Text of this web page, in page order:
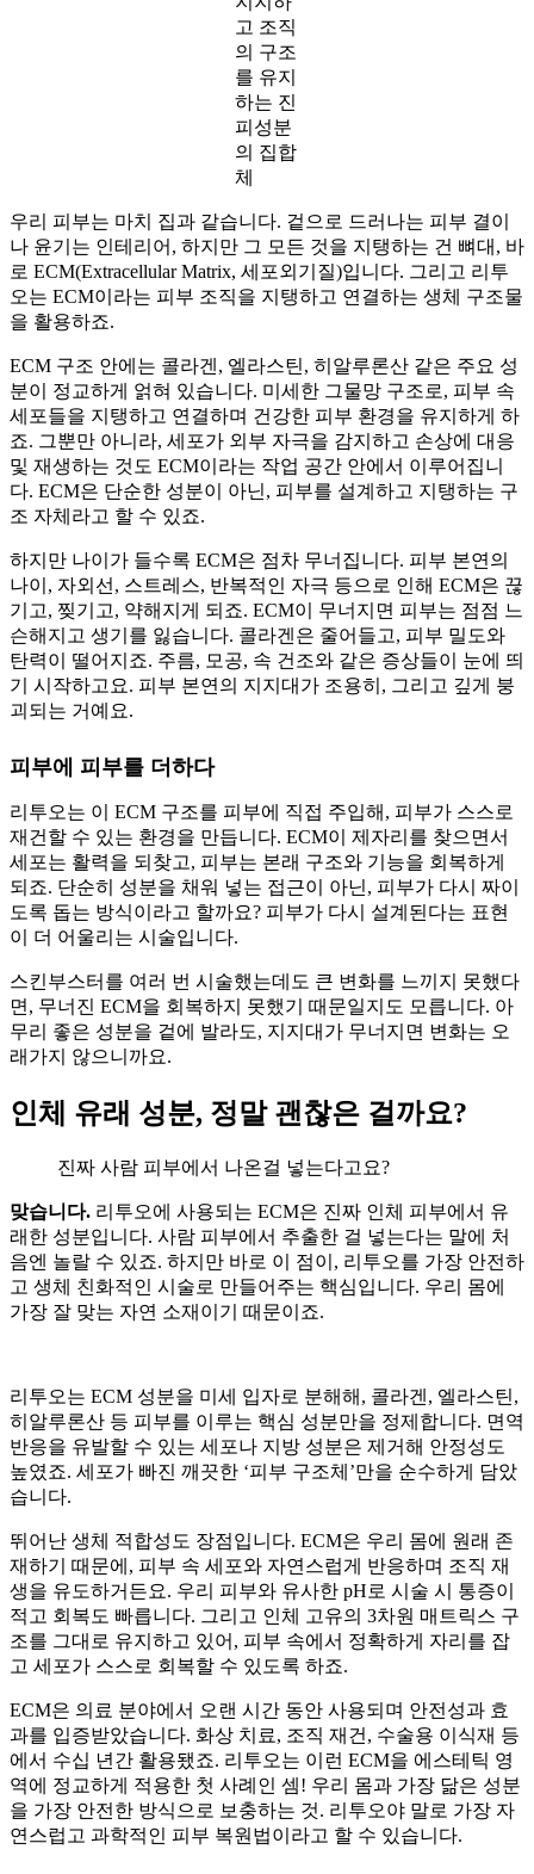
고 조직
의 구조
를 유지
하는 진
피성분
의 집합
체
우리 피부는 마치 집과 같습니다. 겉으로 드러나는 피부 결이
나 윤기는 인테리어, 하지만 그 모든 것을 지탱하는 건 뼈대, 바
로 ECM(Extracellular Matrix, 세포외기질)입니다. 그리고 리투
오는 ECM이라는 피부 조직을 지탱하고 연결하는 생체 구조물
을 활용하죠.
ECM 구조 안에는 콜라겐, 엘라스틴, 히알루론산 같은 주요 성
분이 정교하게 얽혀 있습니다. 미세한 그물망 구조로, 피부 속
세포들을 지탱하고 연결하며 건강한 피부 환경을 유지하게 하
죠. 그뿐만 아니라, 세포가 외부 자극을 감지하고 손상에 대응
및 재생하는 것도 ECM이라는 작업 공간 안에서 이루어집니
다. ECM은 단순한 성분이 아닌, 피부를 설계하고 지탱하는 구
조 자체라고 할 수 있죠.
하지만 나이가 들수록 ECM은 점차 무너집니다. 피부 본연의
나이, 자외선, 스트레스, 반복적인 자극 등으로 인해 ECM은 끊
기고, 찢기고, 약해지게 되죠. ECM이 무너지면 피부는 점점 느
슨해지고 생기를 잃습니다. 콜라겐은 줄어들고, 피부 밀도와
탄력이 떨어지죠. 주름, 모공, 속 건조와 같은 증상들이 눈에 띄
기 시작하고요. 피부 본연의 지지대가 조용히, 그리고 깊게 붕
괴되는 거예요.
피부에 피부를 더하다
리투오는 이 ECM 구조를 피부에 직접 주입해, 피부가 스스로
재건할 수 있는 환경을 만듭니다. ECM이 제자리를 찾으면서
세포는 활력을 되찾고, 피부는 본래 구조와 기능을 회복하게
되죠. 단순히 성분을 채워 넣는 접근이 아닌, 피부가 다시 짜이
도록 돕는 방식이라고 할까요? 피부가 다시 설계된다는 표현
이 더 어울리는 시술입니다.
스킨부스터를 여러 번 시술했는데도 큰 변화를 느끼지 못했다
면, 무너진 ECM을 회복하지 못했기 때문일지도 모릅니다. 아
무리 좋은 성분을 겉에 발라도, 지지대가 무너지면 변화는 오
래가지 않으니까요.
인체 유래 성분, 정말 괜찮은 걸까요?
진짜 사람 피부에서 나온걸 넣는다고요?
맞습니다. 리투오에 사용되는 ECM은 진짜 인체 피부에서 유
래한 성분입니다. 사람 피부에서 추출한 걸 넣는다는 말에 처
음엔 놀랄 수 있죠. 하지만 바로 이 점이, 리투오를 가장 안전하
고 생체 친화적인 시술로 만들어주는 핵심입니다. 우리 몸에
가장 잘 맞는 자연 소재이기 때문이죠.
리투오는 ECM 성분을 미세 입자로 분해해, 콜라겐, 엘라스틴,
히알루론산 등 피부를 이루는 핵심 성분만을 정제합니다. 면역
반응을 유발할 수 있는 세포나 지방 성분은 제거해 안정성도
높였죠. 세포가 빠진 깨끗한 ‘피부 구조체’만을 순수하게 담았
습니다.
뛰어난 생체 적합성도 장점입니다. ECM은 우리 몸에 원래 존
재하기 때문에, 피부 속 세포와 자연스럽게 반응하며 조직 재
생을 유도하거든요. 우리 피부와 유사한 pH로 시술 시 통증이
적고 회복도 빠릅니다. 그리고 인체 고유의 3차원 매트릭스 구
조를 그대로 유지하고 있어, 피부 속에서 정확하게 자리를 잡
고 세포가 스스로 회복할 수 있도록 하죠.
ECM은 의료 분야에서 오랜 시간 동안 사용되며 안전성과 효
과를 입증받았습니다. 화상 치료, 조직 재건, 수술용 이식재 등
에서 수십 년간 활용됐죠. 리투오는 이런 ECM을 에스테틱 영
역에 정교하게 적용한 첫 사례인 셈! 우리 몸과 가장 닮은 성분
을 가장 안전한 방식으로 보충하는 것. 리투오야 말로 가장 자
연스럽고 과학적인 피부 복원법이라고 할 수 있습니다.